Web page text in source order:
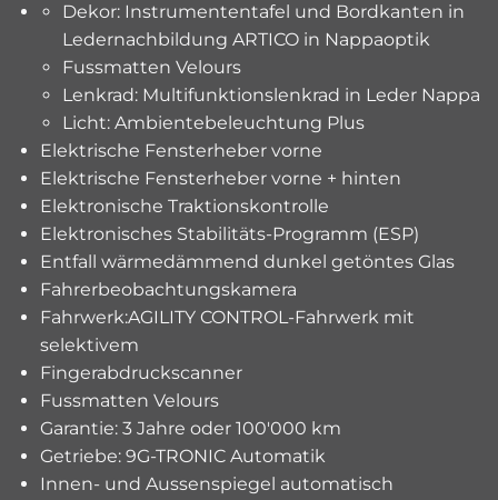
Dekor: Instrumententafel und Bordkanten in
Ledernachbildung ARTICO in Nappaoptik
Fussmatten Velours
Lenkrad: Multifunktionslenkrad in Leder Nappa
Licht: Ambientebeleuchtung Plus
Elektrische Fensterheber vorne
Elektrische Fensterheber vorne + hinten
Elektronische Traktionskontrolle
Elektronisches Stabilitäts-Programm (ESP)
Entfall wärmedämmend dunkel getöntes Glas
Fahrerbeobachtungskamera
Fahrwerk:AGILITY CONTROL-Fahrwerk mit
selektivem
Fingerabdruckscanner
Fussmatten Velours
Garantie: 3 Jahre oder 100'000 km
Getriebe: 9G-TRONIC Automatik
Innen- und Aussenspiegel automatisch